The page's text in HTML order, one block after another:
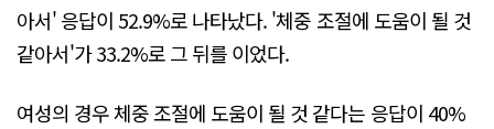
아서' 응답이 52.9%로 나타났다. '체중 조절에 도움이 될 것
같아서'가 33.2%로 그 뒤를 이었다.
여성의 경우 체중 조절에 도움이 될 것 같다는 응답이 40%